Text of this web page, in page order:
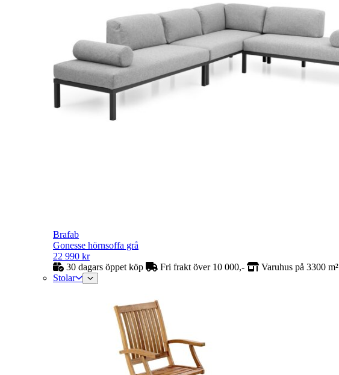
Brafab
Gonesse hörnsoffa grå
22 990 kr
30 dagars öppet köp
Fri frakt över 10 000,- Varuhus på 3300 m²
Stolar